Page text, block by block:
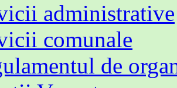
administrative
comunale
de